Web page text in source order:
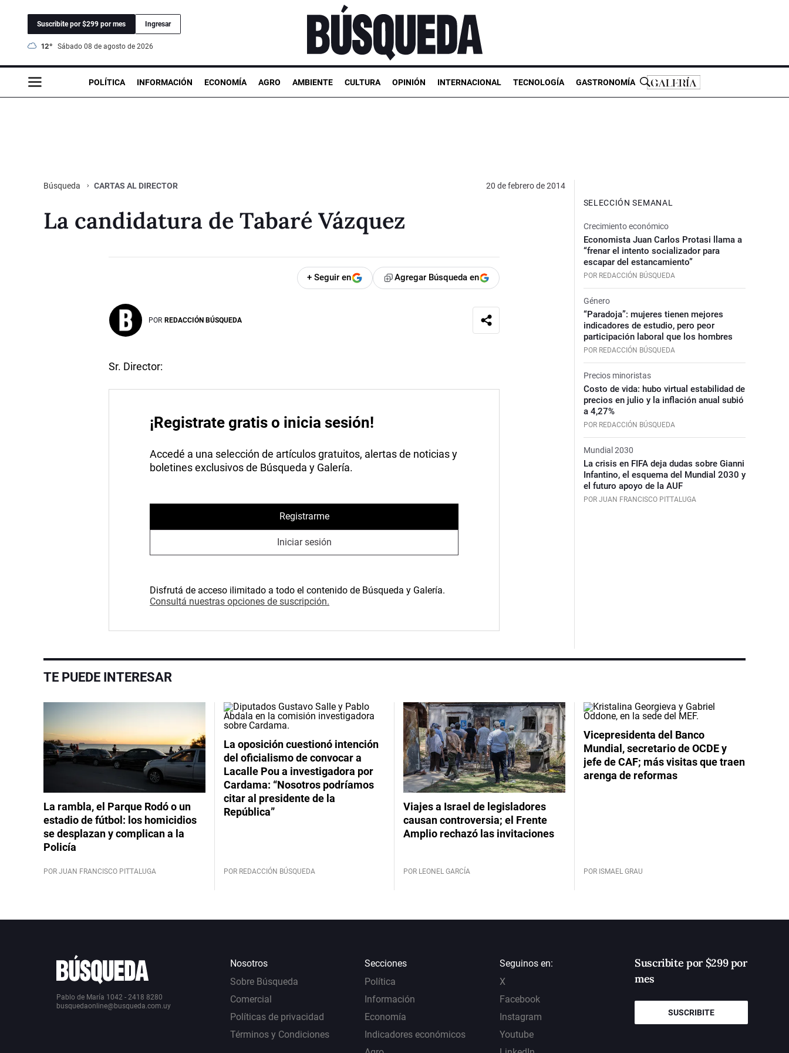
Suscribite por $299 por mes Ingresar
12° sábado 08 de agosto de 2026
POLÍTICA INFORMACIÓN ECONOMÍA AGRO AMBIENTE CULTURA OPINIÓN INTERNACIONAL TECNOLOGÍA GASTRONOMÍA
Búsqueda CARTAS AL DIRECTOR 20 de febrero de 2014
La candidatura de Tabaré Vázquez
+ Seguir en Agregar Búsqueda en
POR REDACCIÓN BÚSQUEDA
Sr. Director:
¡Registrate gratis o inicia sesión!
Accedé a una selección de artículos gratuitos, alertas de noticias y
boletines exclusivos de Búsqueda y Galería.
Registrarme
Iniciar sesión
Disfrutá de acceso ilimitado a todo el contenido de Búsqueda y Galería.
Consultá nuestras opciones de suscripción.
SELECCIÓN SEMANAL
Crecimiento económico
Economista Juan Carlos Protasi llama a
“frenar el intento socializador para
escapar del estancamiento”
POR REDACCIÓN BÚSQUEDA
Género
“Paradoja”: mujeres tienen mejores
indicadores de estudio, pero peor
participación laboral que los hombres
POR REDACCIÓN BÚSQUEDA
Precios minoristas
Costo de vida: hubo virtual estabilidad de
precios en julio y la inflación anual subió
a 4,27%
POR REDACCIÓN BÚSQUEDA
Mundial 2030
La crisis en FIFA deja dudas sobre Gianni
Infantino, el esquema del Mundial 2030 y
el futuro apoyo de la AUF
POR JUAN FRANCISCO PITTALUGA
TE PUEDE INTERESAR
La rambla, el Parque Rodó o un
estadio de fútbol: los homicidios
se desplazan y complican a la
Policía
POR JUAN FRANCISCO PITTALUGA
La oposición cuestionó intención
del oficialismo de convocar a
Lacalle Pou a investigadora por
Cardama: “Nosotros podríamos
citar al presidente de la
República”
POR REDACCIÓN BÚSQUEDA
Viajes a Israel de legisladores
causan controversia; el Frente
Amplio rechazó las invitaciones
POR LEONEL GARCÍA
Vicepresidenta del Banco
Mundial, secretario de OCDE y
jefe de CAF; más visitas que traen
arenga de reformas
POR ISMAEL GRAU
Pablo de María 1042 - 2418 8280
busquedaonline@busqueda.com.uy
Nosotros
Sobre Búsqueda
Comercial
Políticas de privacidad
Términos y Condiciones
Secciones
Política
Información
Economía
Indicadores económicos
Seguinos en:
X
Facebook
Instagram
Youtube
Suscribite por $299 por
mes
SUSCRIBITE